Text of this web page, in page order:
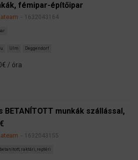
fémipar-építőipar
1632043164
Ulm Deggendorf
/ óra
BETANÍTOTT munkák szállással,
1632043155
raktári, reptéri